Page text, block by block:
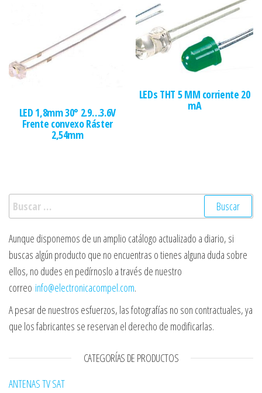
LED 1,8mm 30° 2.9…3.6V
Frente convexo Ráster
2,54mm
LEDs THT 5 MM corriente 20
mA
Buscar:
Aunque disponemos de un amplio catálogo actualizado a diario, si
buscas algún producto que no encuentras o tienes alguna duda sobre
ellos, no dudes en pedírnoslo a través de nuestro
correo info@electronicacompel.com.
A pesar de nuestros esfuerzos, las fotografías no son contractuales, ya
que los fabricantes se reservan el derecho de modificarlas.
CATEGORÍAS DE PRODUCTOS
ANTENAS TV SAT